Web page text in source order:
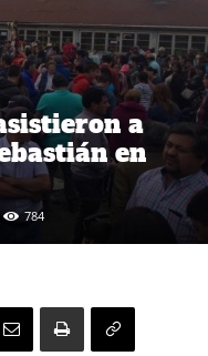
a
en
784